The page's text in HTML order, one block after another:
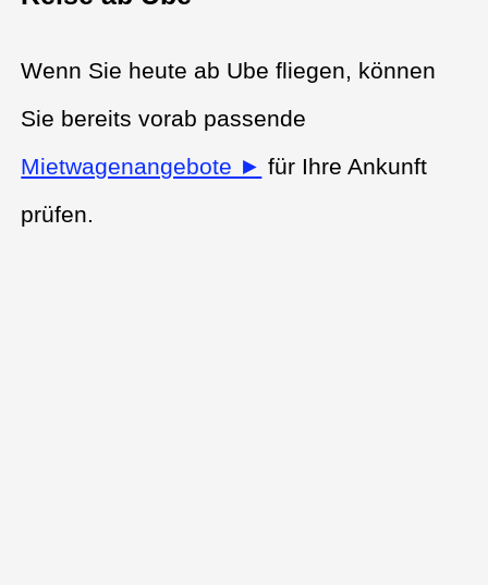
Wenn Sie heute ab Ube fliegen, können
Sie bereits vorab passende
Mietwagenangebote ► für Ihre Ankunft
prüfen.